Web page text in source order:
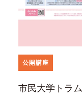
公開講座
市民大学トラ